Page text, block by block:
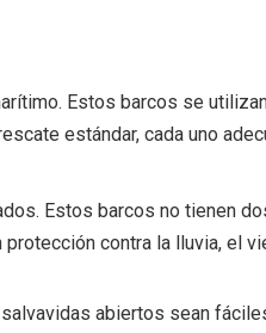
Estos barcos se
estándar, cada uno
Estos barcos no tienen
contra la lluvia, el
abiertos sean